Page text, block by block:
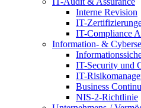
Interne Revision
IT-
IT-Compliance
Information- &
IT-Security und
IT-
Business
NIS-2-Richtlinie